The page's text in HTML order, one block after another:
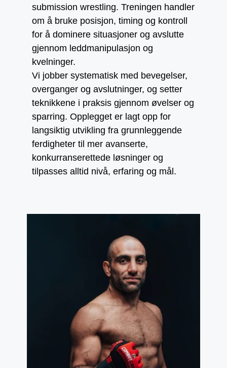
submission wrestling. Treningen handler
om å bruke posisjon, timing og kontroll
for å dominere situasjoner og avslutte
gjennom leddmanipulasjon og
kvelninger.
Vi jobber systematisk med bevegelser,
overganger og avslutninger, og setter
teknikkene i praksis gjennom øvelser og
sparring. Opplegget er lagt opp for
langsiktig utvikling fra grunnleggende
ferdigheter til mer avanserte,
konkurranserettede løsninger og
tilpasses alltid nivå, erfaring og mål.